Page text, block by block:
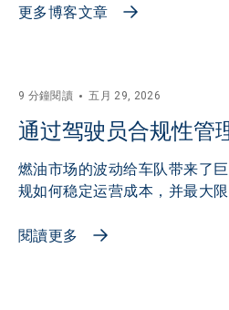
更多博客文章
9 分鐘閱讀 五月 29, 2026
通过驾驶员合规性管
燃油市场的波动给车队带来了
规如何稳定运营成本，并最大
閱讀更多